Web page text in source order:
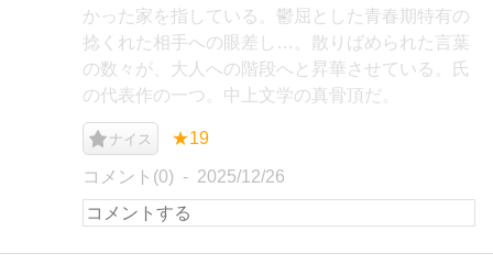
かった家を指している。鬱屈とした青春期特有の
捻くれた相手への眼差し…。散りばめられた言葉
の数々が、大人への階段へと昇華させている。氏
の代表作の一つ。中上文学の真骨頂だ。
ナイス ★19
コメント(0) 2025/12/26